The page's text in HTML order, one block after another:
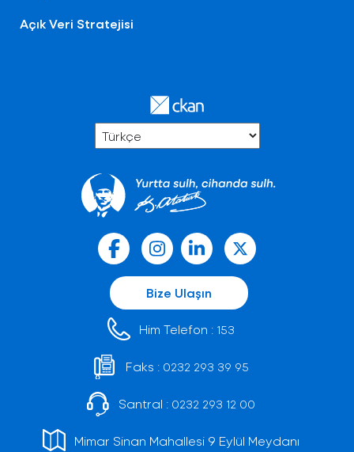
Açık Veri Stratejisi
Bize Ulaşın
Him Telefon : 153
Faks : 0232 293 39 95
Santral : 0232 293 12 00
Mimar Sinan Mahallesi 9 Eylül Meydanı